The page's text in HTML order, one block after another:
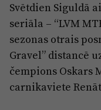
Pašvaldības
Izglītība
Veselība
Ģimene
Svētdien Siguldā
seriāla – “LVM
sezonas otrais
Gravel” distancē
čempions Oskars
carnikaviete